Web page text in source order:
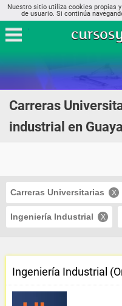
Nuestro sitio utiliza cookies propias
de usuario. Si continúa
Carreras
industrial en
Carreras Universitarias
Ingeniería Industrial
Ingeniería Industrial